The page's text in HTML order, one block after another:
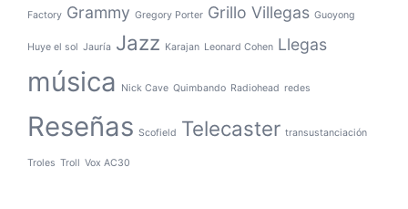
Factory Grammy Gregory Porter Grillo Villegas Guoyong
Huye el sol Jauría Jazz Karajan Leonard Cohen Llegas
música Nick Cave Quimbando Radiohead redes
Reseñas Scofield Telecaster transustanciación
Troles Troll Vox AC30